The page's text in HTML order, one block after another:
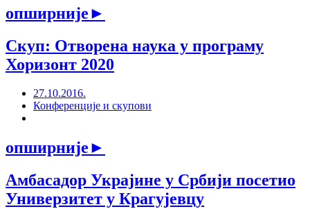
опширније►
Скуп: Отворена наука у програму
Хоризонт 2020
27.10.2016.
Конференције и скупови
опширније►
Амбасадор Украјине у Србији посетио
Универзитет у Крагујевцу